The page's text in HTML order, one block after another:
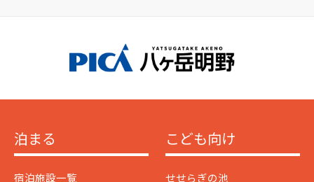
泊まる
宿泊施設一覧
こども向け
せせらぎの池